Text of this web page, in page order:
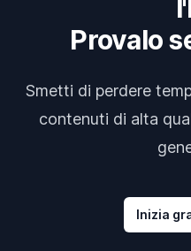
Provalo
Smetti di perdere
contenuti di alta
Inizia